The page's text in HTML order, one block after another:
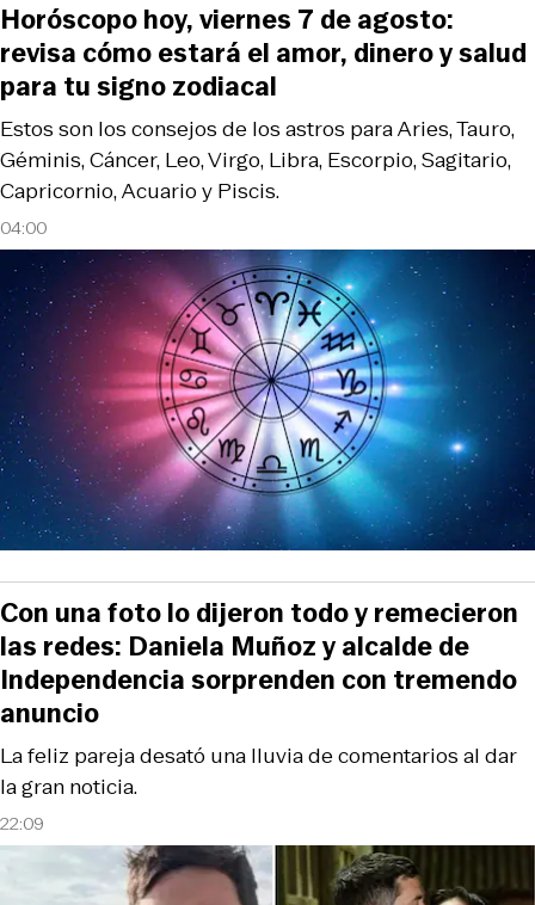
04:00
Estos son los consejos de los astros para Aries, Tauro,
Géminis, Cáncer, Leo, Virgo, Libra, Escorpio, Sagitario,
Capricornio, Acuario y Piscis.
Horóscopo hoy, viernes 7 de agosto:
revisa cómo estará el amor, dinero y salud
para tu signo zodiacal
22:09
La feliz pareja desató una lluvia de comentarios al dar
la gran noticia.
Con una foto lo dijeron todo y remecieron
las redes: Daniela Muñoz y alcalde de
Independencia sorprenden con tremendo
anuncio